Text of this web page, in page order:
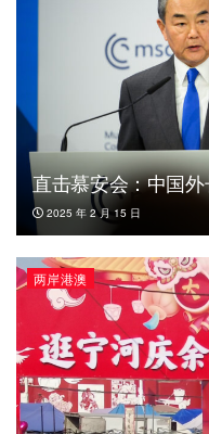
直击慕安会：中国
2025 年 2 月 15 日
两岸港澳